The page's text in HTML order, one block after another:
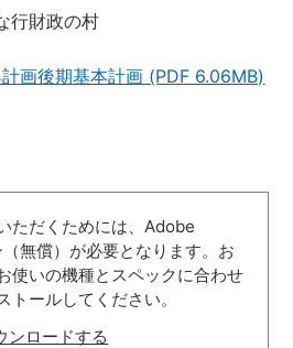
行財政の村
画後期基本計画 (PDF 6.06MB)
ただくためには、Adobe
無償）が必要となります。お
使いの機種とスペックに合わせ
トールしてください。
ロードする